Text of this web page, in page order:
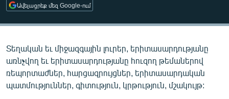
ՄԻՋԱԶԳԱՅԻՆ
ՄՇԱԿՈՒՅԹ
ՍՊՈՐՏ
ՄԵԿՆԱԲԱՆՈՒԹՅՈՒՆ
ՏՏ ԵՒ ԻՆՏԵՐՆԵՏ
Ավելացրեք մեզ Google-ում
Տեղական եւ միջազգային լուրեր, երիտասարդությանը
առնչվող եւ երիտասարդությանը հուզող թեմաներով
ռեպորտաժներ, հարցազրույցներ, երիտասարդական
պատմություններ, գիտություն, կրթություն, մշակույթ: